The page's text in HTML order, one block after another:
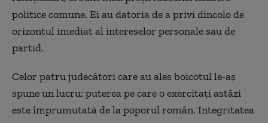
politice comune. Ei au datoria de a privi dincolo de
orizontul imediat al intereselor personale sau de
partid.
Celor patru judecători care au ales boicotul le-aș
spune un lucru: puterea pe care o exercitați astăzi
este împrumutată de la poporul român. Integritatea